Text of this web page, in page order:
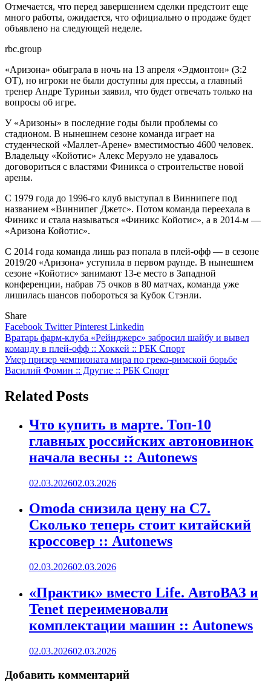
Отмечается, что перед завершением сделки предстоит еще
много работы, ожидается, что официально о продаже будет
объявлено на следующей неделе.
rbc.group
«Аризона» обыграла в ночь на 13 апреля «Эдмонтон» (3:2
ОТ), но игроки не были доступны для прессы, а главный
тренер Андре Туриньи заявил, что будет отвечать только на
вопросы об игре.
У «Аризоны» в последние годы были проблемы со
стадионом. В нынешнем сезоне команда играет на
студенческой «Маллет-Арене» вместимостью 4600 человек.
Владельцу «Койотис» Алекс Меруэло не удавалось
договориться с властями Финикса о строительстве новой
арены.
С 1979 года до 1996-го клуб выступал в Виннипеге под
названием «Виннипег Джетс». Потом команда переехала в
Финикс и стала называться «Финикс Койотис», а в 2014-м —
«Аризона Койотис».
С 2014 года команда лишь раз попала в плей-офф — в сезоне
2019/20 «Аризона» уступила в первом раунде. В нынешнем
сезоне «Койотис» занимают 13-е место в Западной
конференции, набрав 75 очков в 80 матчах, команда уже
лишилась шансов побороться за Кубок Стэнли.
Share
Facebook TwitterPinterest Linkedin
Навигация
по
записям
Вратарь фарм-клуба «Рейнджерс» забросил шайбу и вывел
команду в плей-офф :: Хоккей :: РБК Спорт
Умер призер чемпионата мира по греко-римской борьбе
Василий Фомин :: Другие :: РБК Спорт
Related Posts
Что купить в марте. Топ-10
главных российских автоновинок
начала весны :: Autonews
02.03.202602.03.2026
Omoda снизила цену на C7.
Сколько теперь стоит китайский
кроссовер :: Autonews
02.03.202602.03.2026
«Практик» вместо Life. АвтоВАЗ и
Tenet переименовали
комплектации машин :: Autonews
02.03.202602.03.2026
Добавить комментарий